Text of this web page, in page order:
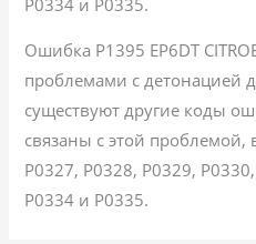
Ошибка P1395 EP6DT
проблемами с детонацией
существуют другие коды
связаны с этой проблемой,
P0327, P0328, P0329,
P0334 и P0335.